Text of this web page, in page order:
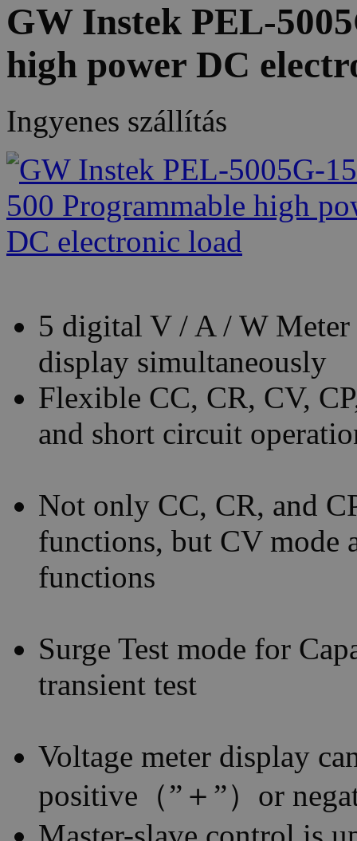
GW Instek PEL-
high power DC
Ingyenes szállítás
5 digital V / A / W
display simultaneously
Flexible CC, CR, CV,
and short circuit
Not only CC, CR, and
functions, but CV mode
functions
Surge Test mode for
transient test
Voltage meter display
positive（”＋”）or